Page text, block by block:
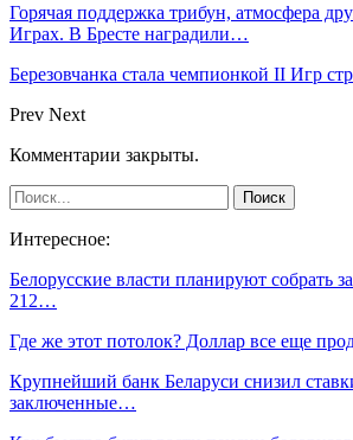
Горячая поддержка трибун, атмосфера
Играх. В Бресте наградили…
Березовчанка стала чемпионкой II Игр
Prev Next
Комментарии закрыты.
Интересное:
Белорусские власти планируют собрать
212…
Где же этот потолок? Доллар все еще
Крупнейший банк Беларуси снизил
заключенные…